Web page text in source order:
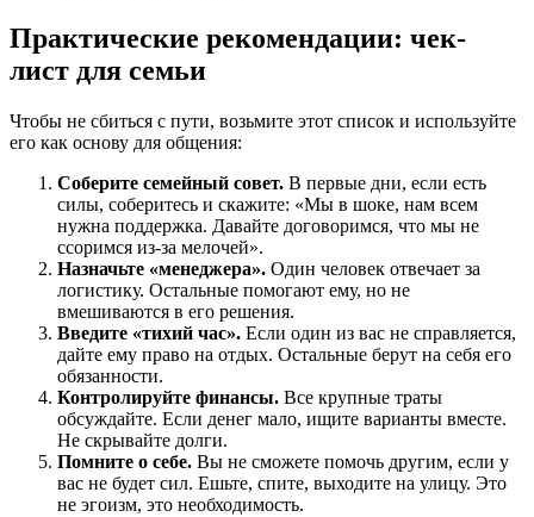
Практические рекомендации: чек-
лист для семьи
Чтобы не сбиться с пути, возьмите этот список и используйте
его как основу для общения:
Соберите семейный совет. В первые дни, если есть
силы, соберитесь и скажите: «Мы в шоке, нам всем
нужна поддержка. Давайте договоримся, что мы не
ссоримся из-за мелочей».
Назначьте «менеджера». Один человек отвечает за
логистику. Остальные помогают ему, но не
вмешиваются в его решения.
Введите «тихий час». Если один из вас не справляется,
дайте ему право на отдых. Остальные берут на себя его
обязанности.
Контролируйте финансы. Все крупные траты
обсуждайте. Если денег мало, ищите варианты вместе.
Не скрывайте долги.
Помните о себе. Вы не сможете помочь другим, если у
вас не будет сил. Ешьте, спите, выходите на улицу. Это
не эгоизм, это необходимость.